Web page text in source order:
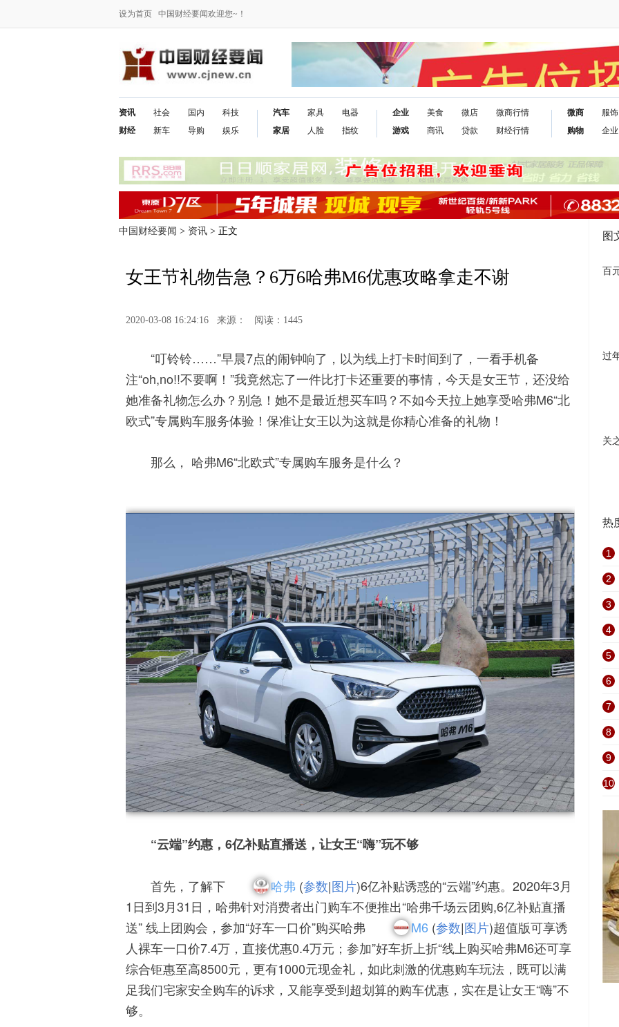
设为首页 中国财经要闻欢迎您~！
资讯
财经
社会
新车
国内
导购
科技
娱乐
汽车
家居
家具
人脸
电器
指纹
企业
游戏
美食
商讯
微店
贷款
微商行情
财经行情
微商
购物
服饰
企业
中国财经要闻 > 资讯 > 正文
女王节礼物告急？6万6哈弗M6优惠攻略拿走不谢
2020-03-08 16:24:16 来源： 阅读：1445
“叮铃铃……”早晨7点的闹钟响了，以为线上打卡时间到了，一看手机备
注“oh,no!!不要啊！”我竟然忘了一件比打卡还重要的事情，今天是女王节，还没给
她准备礼物怎么办？别急！她不是最近想买车吗？不如今天拉上她享受哈弗M6“北
欧式”专属购车服务体验！保准让女王以为这就是你精心准备的礼物！
那么， 哈弗M6“北欧式”专属购车服务是什么？
“云端”约惠，6亿补贴直播送，让女王“嗨”玩不够
首先，了解下 哈弗 (参数|图片)6亿补贴诱惑的“云端”约惠。2020年3月
1日到3月31日，哈弗针对消费者出门购车不便推出“哈弗千场云团购,6亿补贴直播
送” 线上团购会，参加“好车一口价”购买哈弗
M6 (参数|图片)超值版可享诱
人裸车一口价7.4万，直接优惠0.4万元；参加”好车折上折“线上购买哈弗M6还可享
综合钜惠至高8500元，更有1000元现金礼，如此刺激的优惠购车玩法，既可以满
足我们宅家安全购车的诉求，又能享受到超划算的购车优惠，实在是让女王“嗨”不
够。
图
百
过
关
热
1
2
3
4
5
6
7
8
9
10